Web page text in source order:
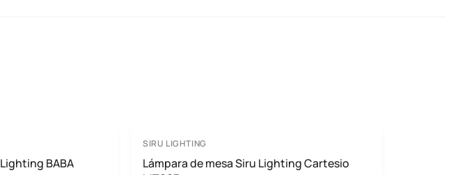
BABA
SIRU LIGHTING
Lámpara de mesa Siru Lighting Cartesio